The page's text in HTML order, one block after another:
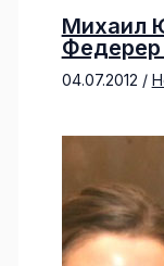
Михаил
Федерер
04.07.2012 /